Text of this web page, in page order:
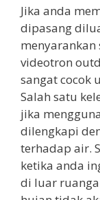
Jika anda
dipasang
menyarankan
videotron
sangat cocok
Salah satu
jika
dilengkapi
terhadap air.
ketika anda
di luar